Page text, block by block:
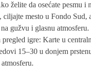
želite da osećate pesmu i
ciljajte mesto u Fondo Sud,
gužvu i glasnu atmosferu.
pregled igre: Karte u
15–30 u donjem